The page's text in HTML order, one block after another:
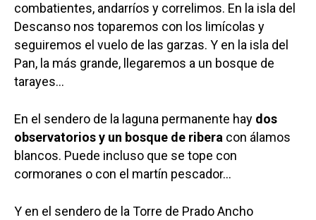
combatientes, andarríos y correlimos. En la isla del
Descanso nos toparemos con los limícolas y
seguiremos el vuelo de las garzas. Y en la isla del
Pan, la más grande, llegaremos a un bosque de
tarayes…
En el sendero de la laguna permanente hay dos
observatorios y un bosque de ribera con álamos
blancos. Puede incluso que se tope con
cormoranes o con el martín pescador…
Y en el sendero de la Torre de Prado Ancho